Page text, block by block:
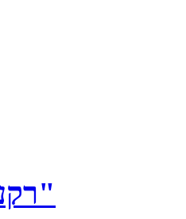
רקע של "אלק"